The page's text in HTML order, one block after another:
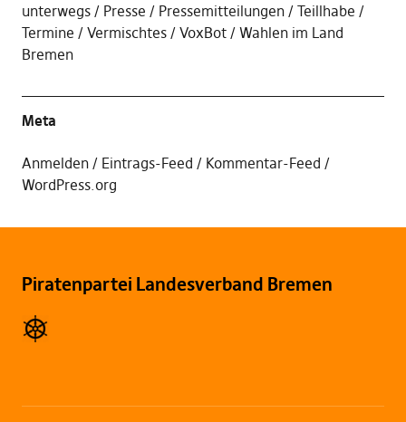
unterwegs
Presse Pressemitteilungen
Teillhabe
Termine
Vermischtes VoxBot
Wahlen im Land
Bremen
Meta
Anmelden Eintrags-Feed
Kommentar-Feed
WordPress.org
Piratenpartei Landesverband Bremen